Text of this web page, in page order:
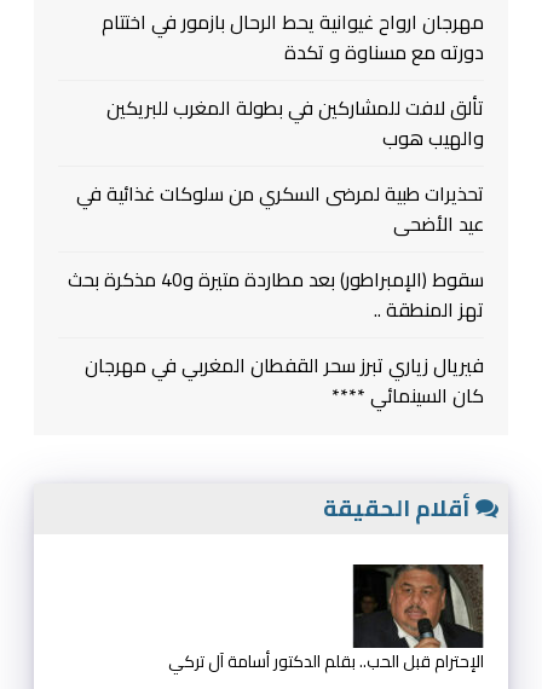
مهرجان ارواح غيوانية يحط الرحال بازمور في اختتام
دورته مع مسناوة و تكدة
تألق لافت للمشاركين في بطولة المغرب للبريكين
والهيب هوب
تحذيرات طبية لمرضى السكري من سلوكات غذائية في
عيد الأضحى
سقوط (الإمبراطور) بعد مطاردة متيرة و40 مذكرة بحث
تهز المنطقة ..
فيريال زياري تبرز سحر القفطان المغربي في مهرجان
كان السينمائي ****
أقلام الحقيقة
الإحترام قبل الحب.. بقلم الدكتور أسامة آل تركي